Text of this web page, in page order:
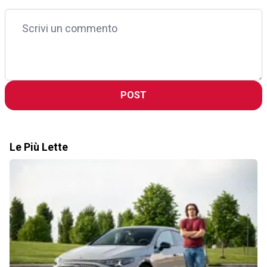
POST
Le Più Lette